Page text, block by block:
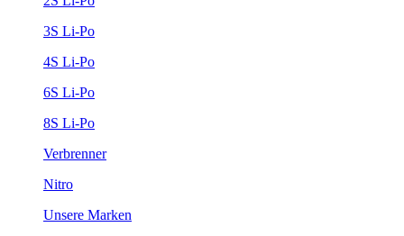
3S Li-Po
4S Li-Po
6S Li-Po
8S Li-Po
Verbrenner
Nitro
Unsere Marken